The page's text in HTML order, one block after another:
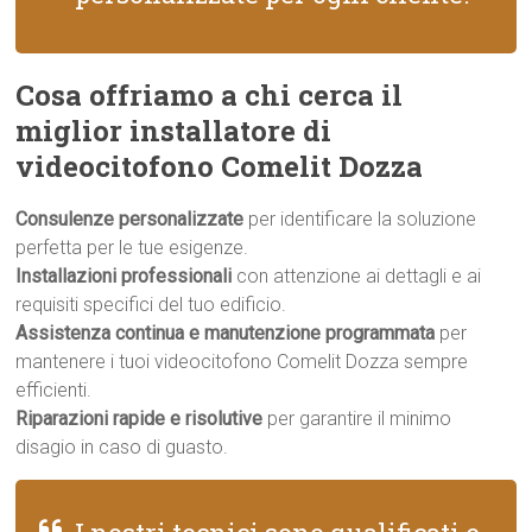
Cosa offriamo a chi cerca il
miglior installatore di
videocitofono Comelit Dozza
Consulenze personalizzate per identificare la soluzione
perfetta per le tue esigenze.
Installazioni professionali con attenzione ai dettagli e ai
requisiti specifici del tuo edificio.
Assistenza continua e manutenzione programmata per
mantenere i tuoi videocitofono Comelit Dozza sempre
efficienti.
Riparazioni rapide e risolutive per garantire il minimo
disagio in caso di guasto.